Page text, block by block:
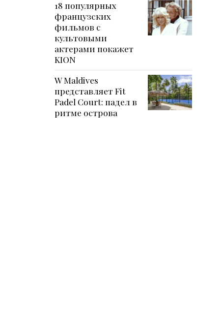
18 популярных
французских
фильмов с
культовыми
актерами покажет
KION
W Maldives
представляет Fit
Padel Court: падел в
ритме острова